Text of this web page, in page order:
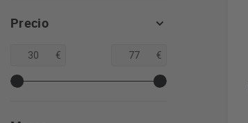
Precio
€ €